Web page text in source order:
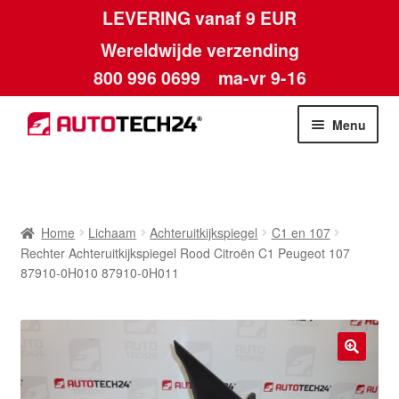
LEVERING vanaf 9 EUR
Wereldwijde verzending
800 996 0699 ma-vr 9-16
Ga
door
Ga
naar
Menu
Algemene voorwaarden
Betalingen
Home Lichaam Achteruitkijkspiegel
C1 en 107
Rechter Achteruitkijkspiegel Rood Citroën C1 Peugeot 107
87910-0H010 87910-0H011